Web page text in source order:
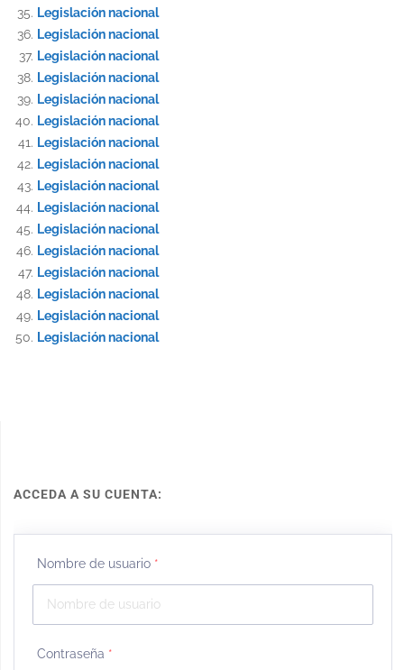
Legislación nacional
Legislación nacional
Legislación nacional
Legislación nacional
Legislación nacional
Legislación nacional
Legislación nacional
Legislación nacional
Legislación nacional
Legislación nacional
Legislación nacional
Legislación nacional
Legislación nacional
Legislación nacional
Legislación nacional
Legislación nacional
ACCEDA A SU CUENTA:
Nombre de usuario *
Contraseña *